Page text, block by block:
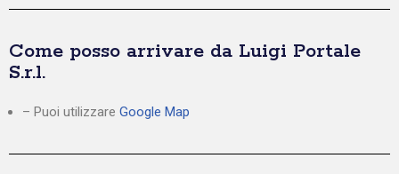
Come posso arrivare da Luigi Portale
S.r.l.
– Puoi utilizzare Google Map